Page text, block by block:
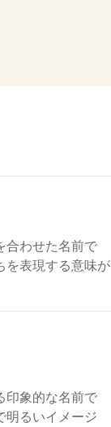
合わせた名前で
を表現する意味が
印象的な名前で
明るいイメージ